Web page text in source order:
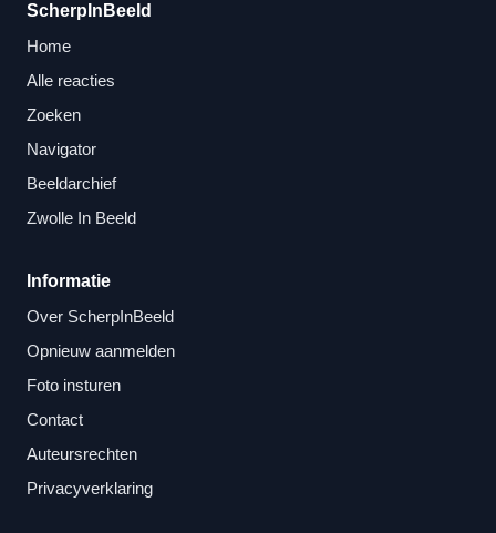
ScherpInBeeld
Home
Alle reacties
Zoeken
Navigator
Beeldarchief
Zwolle In Beeld
Informatie
Over ScherpInBeeld
Opnieuw aanmelden
Foto insturen
Contact
Auteursrechten
Privacyverklaring